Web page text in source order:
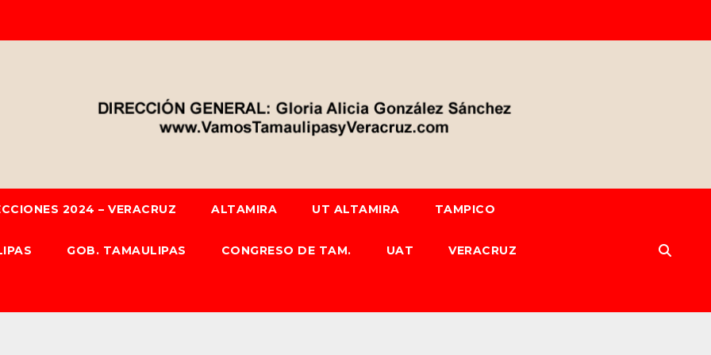
2024 – VERACRUZ ALTAMIRA UT ALTAMIRA TAMPICO
GOB. TAMAULIPAS CONGRESO DE TAM. UAT VERACRUZ